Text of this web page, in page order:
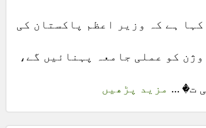
ہے کہ وزیر اعظم پاکستان کی
کو عملی جامعہ پہنائیں گے،
ت� ... مزید پڑھیں